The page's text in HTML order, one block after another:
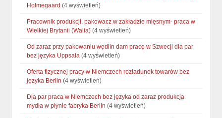
Holmegaard (4 wyświetleń)
Pracownik produkcji, pakowacz w zakładzie mięsnym- praca w
Wielkiej Brytanii (Walia) (4 wyświetleń)
Od zaraz przy pakowaniu wędlin dam pracę w Szwecji dla par
bez języka Uppsala (4 wyświetleń)
Oferta fizycznej pracy w Niemczech rozładunek towarów bez
języka Berlin (4 wyświetleń)
Dla par praca w Niemczech bez języka od zaraz produkcja
mydła w płynie fabryka Berlin (4 wyświetleń)